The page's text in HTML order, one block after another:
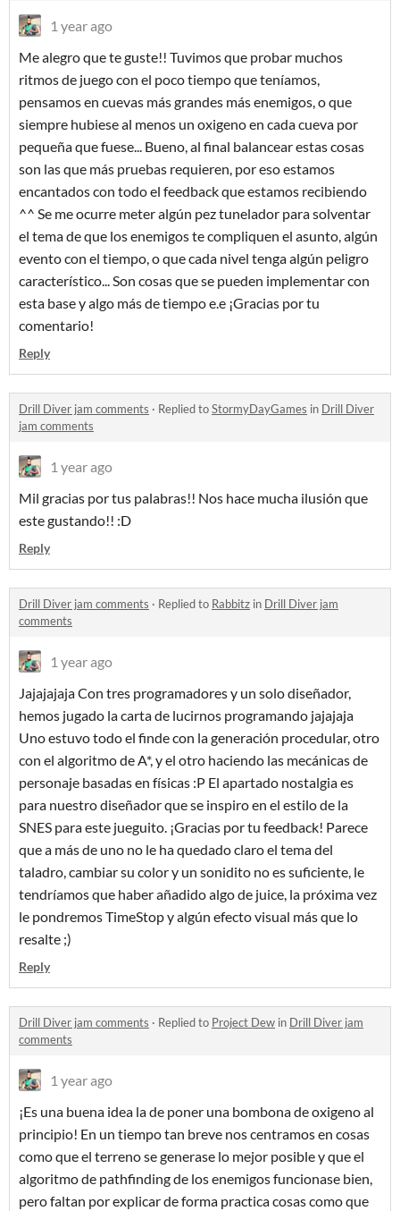
1 year ago
Me alegro que te guste!! Tuvimos que probar muchos
ritmos de juego con el poco tiempo que teníamos,
pensamos en cuevas más grandes más enemigos, o que
siempre hubiese al menos un oxigeno en cada cueva por
pequeña que fuese... Bueno, al final balancear estas cosas
son las que más pruebas requieren, por eso estamos
encantados con todo el feedback que estamos recibiendo
^^ Se me ocurre meter algún pez tunelador para solventar
el tema de que los enemigos te compliquen el asunto, algún
evento con el tiempo, o que cada nivel tenga algún peligro
característico... Son cosas que se pueden implementar con
esta base y algo más de tiempo e.e ¡Gracias por tu
comentario!
Reply
Drill Diver jam comments · Replied toStormyDayGames in Drill Diver
jam comments
1 year ago
Mil gracias por tus palabras!! Nos hace mucha ilusión que
este gustando!! :D
Reply
Drill Diver jam comments · Replied to Rabbitz in Drill Diver jam
comments
1 year ago
Jajajajaja Con tres programadores y un solo diseñador,
hemos jugado la carta de lucirnos programando jajajaja
Uno estuvo todo el finde con la generación procedular, otro
con el algoritmo de A*, y el otro haciendo las mecánicas de
personaje basadas en físicas :P El apartado nostalgia es
para nuestro diseñador que se inspiro en el estilo de la
SNES para este jueguito. ¡Gracias por tu feedback! Parece
que a más de uno no le ha quedado claro el tema del
taladro, cambiar su color y un sonidito no es suficiente, le
tendríamos que haber añadido algo de juice, la próxima vez
le pondremos TimeStop y algún efecto visual más que lo
resalte ;)
Reply
Drill Diver jam comments · Replied to Project Dew in Drill Diver jam
comments
1 year ago
¡Es una buena idea la de poner una bombona de oxigeno al
principio! En un tiempo tan breve nos centramos en cosas
como que el terreno se generase lo mejor posible y que el
algoritmo de pathfinding de los enemigos funcionase bien,
pero faltan por explicar de forma practica cosas como que